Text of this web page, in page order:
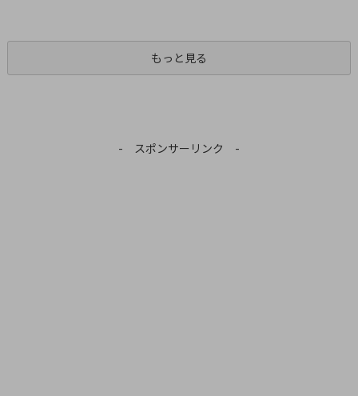
もっと見る
- スポンサーリンク -